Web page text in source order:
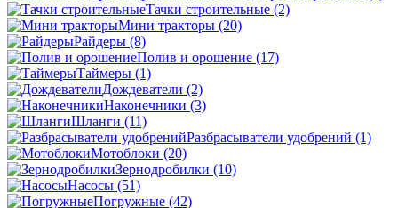
Тачки строительные (2)
Мини тракторы (20)
Райдеры (8)
Полив и орошение (17)
Таймеры (1)
Дождеватели (2)
Наконечники (3)
Шланги (11)
Разбрасыватели удобрений (1)
Мотоблоки (20)
Зернодробилки (10)
Насосы (51)
Погружные (42)